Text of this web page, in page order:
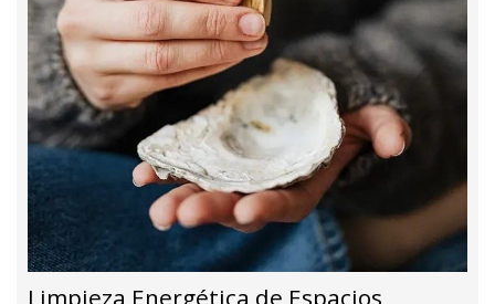
Limpieza Energética de Espacios